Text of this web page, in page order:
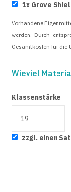
1x Grove
Vorhandene
werden. Durch
Gesamtkosten für die
Wieviel
Klassenstärke
zzgl. einen